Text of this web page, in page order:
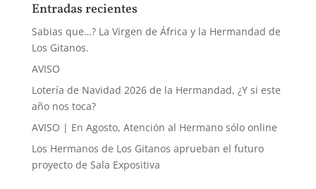
Entradas recientes
Sabias que…? La Virgen de África y la Hermandad de
Los Gitanos.
AVISO
Lotería de Navidad 2026 de la Hermandad, ¿Y si este
año nos toca?
AVISO | En Agosto, Atención al Hermano sólo online
Los Hermanos de Los Gitanos aprueban el futuro
proyecto de Sala Expositiva